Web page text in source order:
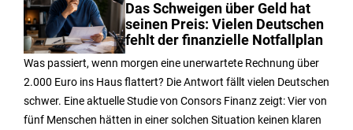
Das Schweigen über Geld hat
seinen Preis: Vielen Deutschen
fehlt der finanzielle Notfallplan
Was passiert, wenn morgen eine unerwartete Rechnung über
2.000 Euro ins Haus flattert? Die Antwort fällt vielen Deutschen
schwer. Eine aktuelle Studie von Consors Finanz zeigt: Vier von
fünf Menschen hätten in einer solchen Situation keinen klaren